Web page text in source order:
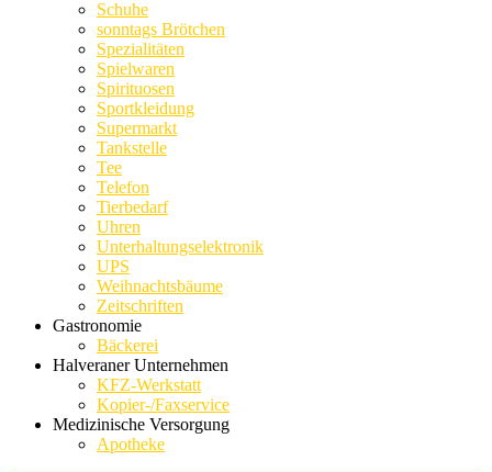
Schuhe
sonntags Brötchen
Spezialitäten
Spielwaren
Spirituosen
Sportkleidung
Supermarkt
Tankstelle
Tee
Telefon
Tierbedarf
Uhren
Unterhaltungselektronik
UPS
Weihnachtsbäume
Zeitschriften
Gastronomie
Bäckerei
Halveraner Unternehmen
KFZ-Werkstatt
Kopier-/Faxservice
Medizinische Versorgung
Apotheke